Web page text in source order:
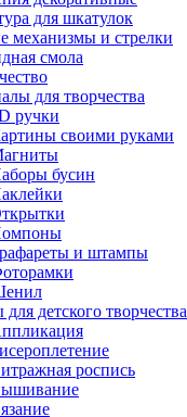
для шкатулок
механизмы и стрелки
смола
для творчества
ручки
своими руками
бусин
и штампы
детского творчества
роспись